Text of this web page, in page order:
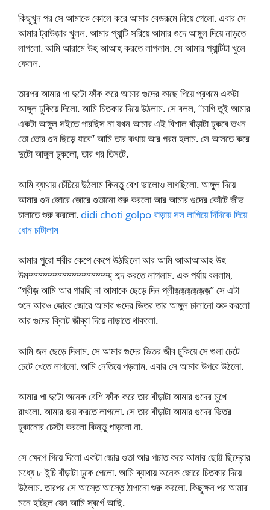
কিছুখুন পর সে আমাকে কোলে করে আমার বেডরূমে নিয়ে গেলো. এবার সে
আমার ট্রাউজ়ার খুলল. আমার প্যান্টি সরিয়ে আমার গুদে আঙ্গুল দিয়ে নাড়তে
লাগলো. আমি আরামে উহ আআহ করতে লাগলাম. সে আমার প্যান্টিটা খুলে
ফেলল.
তারপর আমার পা দুটো ফাঁক করে আমার গুদের কাছে গিয়ে প্রথমে একটা
আঙ্গুল ঢুকিয়ে দিলো. আমি চিতকার দিয়ে উঠলাম. সে বলল, “মাগি তুই আমার
একটা আঙ্গুল সইতে পারছিস না যখন আমার এই বিশাল বাঁড়াটা ঢুকবে তখন
তো তোর গুদ ছিড়ে যাবে” আমি তার কথায় আর গরম হলাম. সে আসতে করে
দুটো আঙ্গুল ঢুকলো, তার পর তিনটে.
আমি ব্যাথায় চেঁচিয়ে উঠলাম কিন্তু বেশ ভালোও লাগছিলো. আঙ্গুল দিয়ে
আমার গুদ জোরে জোরে গুতানো শুরু করলো আর আমার গুদের কোঁটে জীভ
চালাতে শুরু করলো. didi choti golpo বাড়ায় সস লাগিয়ে দিদিকে দিয়ে
ধোন চাটালাম
আমার পুরো শরীর কেপে কেপে উঠছিলো আর আমি আআআআহ উহ
উমম্ম্ম্ম্ম্ম্ম্ম্ম্ম্ম্ম্ম্ম্ম্ম্ম্ম্ শব্দ করতে লাগলাম. এক পর্যায় বললাম,
“প্রীজ় আমি আর পারছি না আমাকে ছেড়ে দিন প্লীজ়জ়জ়জ়জ়জ়” সে এটা
শুনে আরও জোরে জোরে আমার গুদের ভিতর তার আঙ্গুল চালানো শুরু করলো
আর গুদের ক্লিট জীব্বা দিয়ে নাড়াতে থাকলো.
আমি জল ছেড়ে দিলাম. সে আমার গুদের ভিতর জীব ঢুকিয়ে সে গুলা চেটে
চেটে খেতে লাগলো. আমি নেতিয়ে পড়লাম. এবার সে আমার উপরে উঠলো.
আমার পা দুটো অনেক বেশি ফাঁক করে তার বাঁড়াটা আমার গুদের মুখে
রাখলো. আমার ভয় করতে লাগলো. সে তার বাঁড়াটা আমার গুদের ভিতর
ঢুকানোর চেস্টা করলো কিন্তু পাড়লো না.
সে ক্ষেপে গিয়ে দিলো একটা জোর গুতা আর পচাত করে আমার ছোট্ট ছিদ্রোর
মধ্যে ৮ ইন্চি বাঁড়াটা ঢুকে গেলো. আমি ব্যাথায় অনেক জোরে চিতকার দিয়ে
উঠলাম. তারপর সে আস্তে আস্তে ঠাপানো শুরু করলো. কিছুক্ষন পর আমার
মনে হচ্ছিল যেন আমি স্বর্গে আছি.